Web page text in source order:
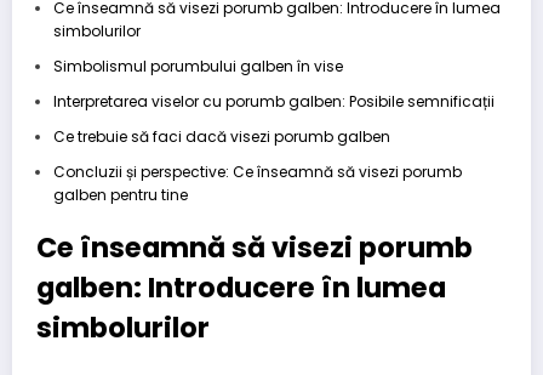
Ce înseamnă să visezi porumb galben: Introducere în lumea
simbolurilor
Simbolismul porumbului galben în vise
Interpretarea viselor cu porumb galben: Posibile semnificații
Ce trebuie să faci dacă visezi porumb galben
Concluzii și perspective: Ce înseamnă să visezi porumb
galben pentru tine
Ce înseamnă să visezi porumb
galben: Introducere în lumea
simbolurilor